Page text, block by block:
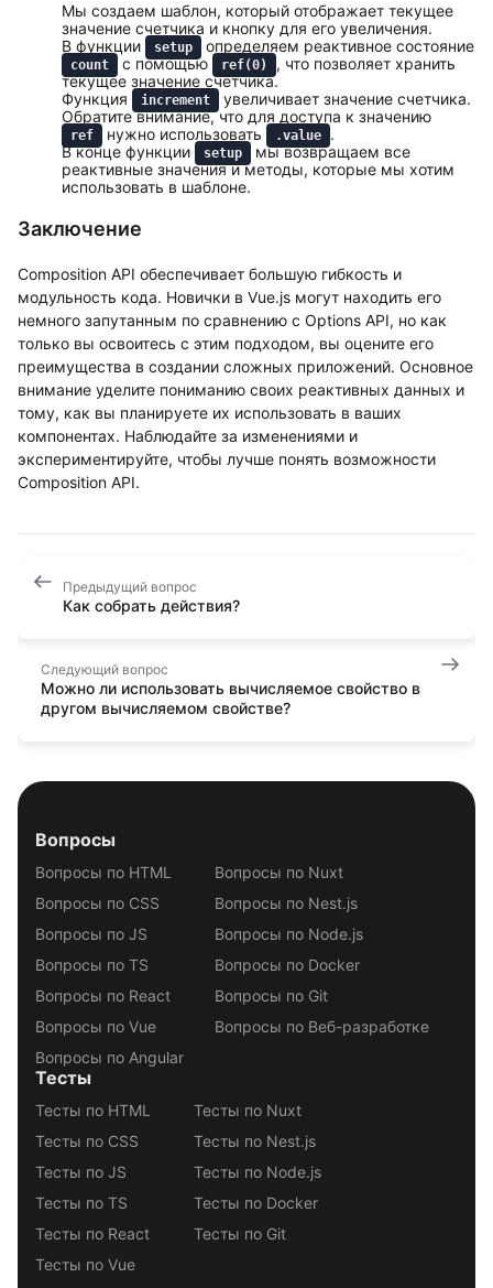
Мы создаем шаблон, который отображает текущее
значение счетчика и кнопку для его увеличения.
В функции
setup определяем реактивное состояние
count с помощью ref(0)
, что позволяет хранить
текущее значение счетчика.
Функция
increment
увеличивает значение счетчика.
Обратите внимание, что для доступа к значению
ref нужно использовать .value
.
В конце функции
setup
мы возвращаем все
реактивные значения и методы, которые мы хотим
использовать в шаблоне.
Заключение
Composition API обеспечивает большую гибкость и
модульность кода. Новички в Vue.js могут находить его
немного запутанным по сравнению с Options API, но как
только вы освоитесь с этим подходом, вы оцените его
преимущества в создании сложных приложений. Основное
внимание уделите пониманию своих реактивных данных и
тому, как вы планируете их использовать в ваших
компонентах. Наблюдайте за изменениями и
экспериментируйте, чтобы лучше понять возможности
Composition API.
Предыдущий вопрос
Как собрать действия?
Следующий вопрос
Можно ли использовать вычисляемое свойство в
другом вычисляемом свойстве?
Вопросы
Вопросы по HTML
Вопросы по CSS
Вопросы по JS
Вопросы по TS
Вопросы по React
Вопросы по Vue
Вопросы по Angular
Вопросы по Nuxt
Вопросы по Nest.js
Вопросы по Node.js
Вопросы по Docker
Вопросы по Git
Вопросы по Веб-разработке
Тесты
Тесты по HTML
Тесты по CSS
Тесты по JS
Тесты по TS
Тесты по React
Тесты по Vue
Тесты по Nuxt
Тесты по Nest.js
Тесты по Node.js
Тесты по Docker
Тесты по Git